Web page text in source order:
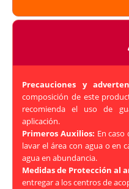
Precauciones y
composición de este
recomienda el uso de
aplicación.
Primeros Auxilios: En
lavar el área con agua o en
agua en abundancia.
Medidas de Protección al
entregar a los centros de